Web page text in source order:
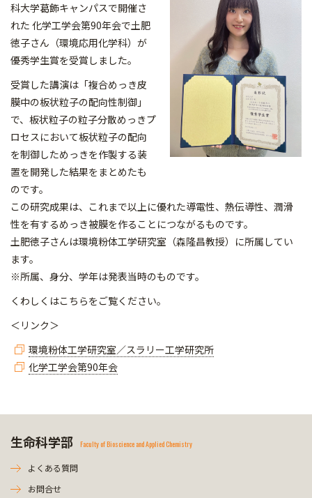
科大学葛飾キャンパスで開催さ
れた 化学工学会第90年会で土肥
徳子さん（環境応用化学科）が
優秀学生賞を受賞しました。
受賞した講演は「複合めっき皮
膜中の板状粒子の配向性制御」
で、板状粒子の粒子分散めっきプ
ロセスにおいて板状粒子の配向
を制御しためっきを作製する装
置を開発した結果をまとめたも
のです。
この研究成果は、これまで以上に優れた導電性、熱伝導性、潤滑
性を有するめっき被膜を作ることにつながるものです。
土肥徳子さんは環境粉体工学研究室（森隆昌教授）に所属してい
ます。
※所属、身分、学年は発表当時のものです。
くわしくはこちらをご覧ください。
＜リンク＞
環境粉体工学研究室／スラリー工学研究所
化学工学会第90年会
生命科学部 Faculty of Bioscience and Applied Chemistry
よくある質問
お問合せ